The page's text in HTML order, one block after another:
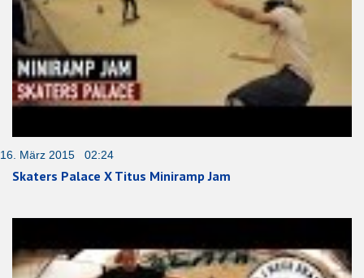
16. März 2015 02:24
Skaters Palace X Titus Miniramp Jam